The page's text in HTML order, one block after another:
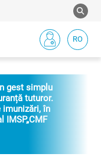
RO
gest simplu
tuturor.
imunizări, în
IMSP„CMF